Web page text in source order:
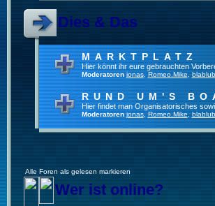
Dies & Das
MARKTPLATZ
Hier könnt ihr eure gebrauchten
Moderatoren jonas, Romeo.Mike
RUND UM'S
Hier findet man Organisatorisches
Moderatoren jonas, Romeo.Mike,
Alle Foren als gelesen markieren
Wer ist online?